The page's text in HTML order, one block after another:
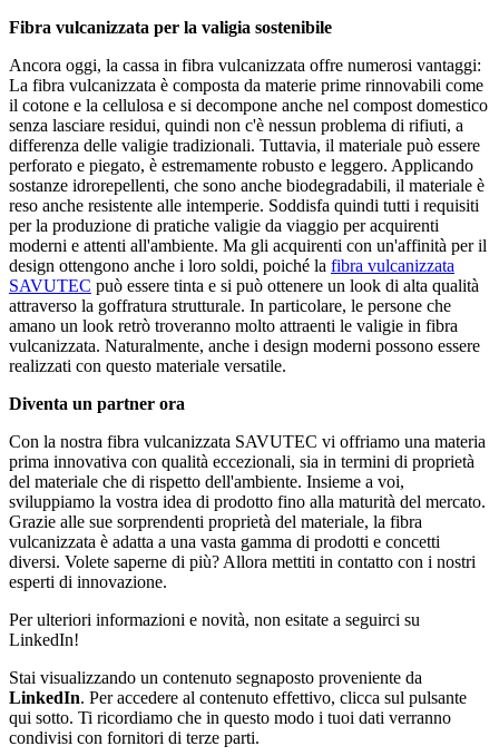
Fibra vulcanizzata per la valigia sostenibile
Ancora oggi, la cassa in fibra vulcanizzata offre numerosi vantaggi:
La fibra vulcanizzata è composta da materie prime rinnovabili come
il cotone e la cellulosa e si decompone anche nel compost domestico
senza lasciare residui, quindi non c'è nessun problema di rifiuti, a
differenza delle valigie tradizionali. Tuttavia, il materiale può essere
perforato e piegato, è estremamente robusto e leggero. Applicando
sostanze idrorepellenti, che sono anche biodegradabili, il materiale è
reso anche resistente alle intemperie. Soddisfa quindi tutti i requisiti
per la produzione di pratiche valigie da viaggio per acquirenti
moderni e attenti all'ambiente. Ma gli acquirenti con un'affinità per il
design ottengono anche i loro soldi, poiché la fibra vulcanizzata
SAVUTEC può essere tinta e si può ottenere un look di alta qualità
attraverso la goffratura strutturale. In particolare, le persone che
amano un look retrò troveranno molto attraenti le valigie in fibra
vulcanizzata. Naturalmente, anche i design moderni possono essere
realizzati con questo materiale versatile.
Diventa un partner ora
Con la nostra fibra vulcanizzata SAVUTEC vi offriamo una materia
prima innovativa con qualità eccezionali, sia in termini di proprietà
del materiale che di rispetto dell'ambiente. Insieme a voi,
sviluppiamo la vostra idea di prodotto fino alla maturità del mercato.
Grazie alle sue sorprendenti proprietà del materiale, la fibra
vulcanizzata è adatta a una vasta gamma di prodotti e concetti
diversi. Volete saperne di più? Allora mettiti in contatto con i nostri
esperti di innovazione.
Per ulteriori informazioni e novità, non esitate a seguirci su
LinkedIn!
Stai visualizzando un contenuto segnaposto proveniente da
LinkedIn. Per accedere al contenuto effettivo, clicca sul pulsante
qui sotto. Ti ricordiamo che in questo modo i tuoi dati verranno
condivisi con fornitori di terze parti.